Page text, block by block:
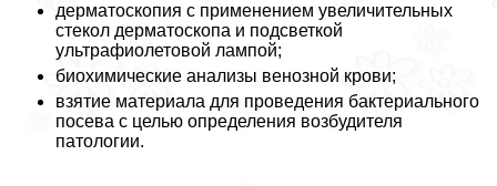
дерматоскопия с применением увеличительных
стекол дерматоскопа и подсветкой
ультрафиолетовой лампой;
биохимические анализы венозной крови;
взятие материала для проведения бактериального
посева с целью определения возбудителя
патологии.